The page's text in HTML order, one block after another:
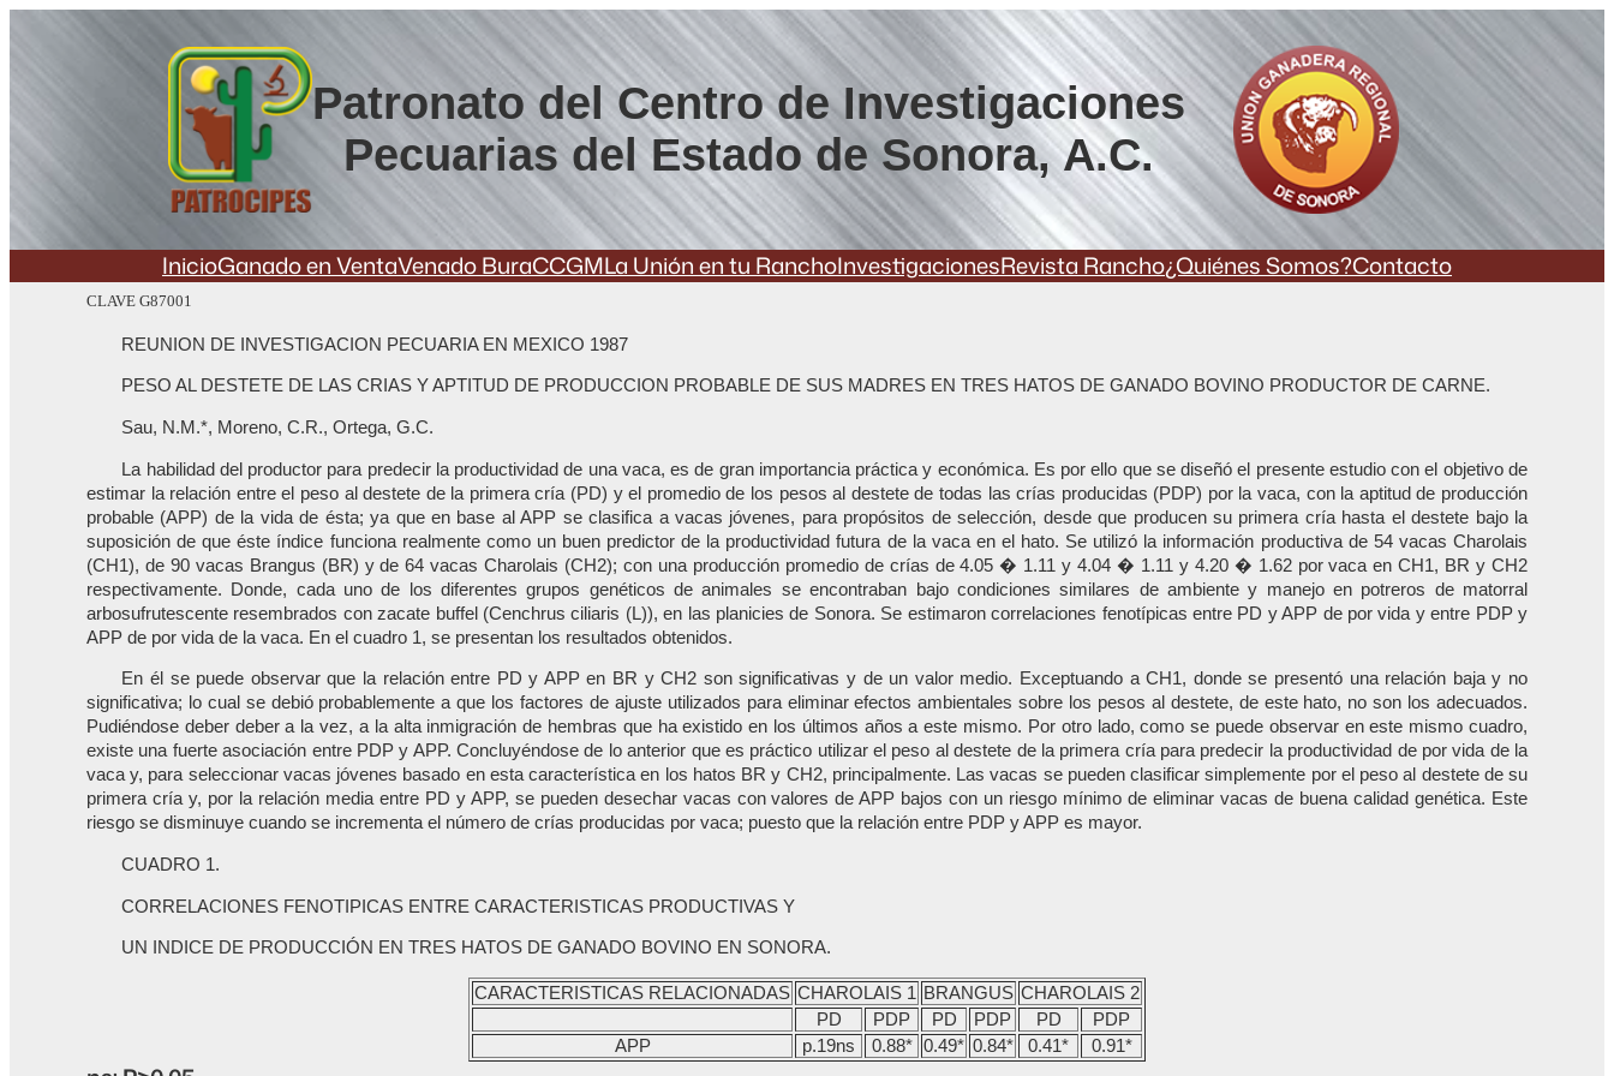
Patronato del Centro de Investigaciones
Pecuarias del Estado de Sonora, A.C.
InicioGanado en VentaVenado BuraCCGMLa Unión en tu RanchoInvestigacionesRevista Rancho¿Quiénes Somos?Contacto
CLAVE G87001
REUNION DE INVESTIGACION PECUARIA EN MEXICO 1987
PESO AL DESTETE DE LAS CRIAS Y APTITUD DE PRODUCCION PROBABLE DE SUS MADRES EN TRES HATOS DE GANADO BOVINO PRODUCTOR DE CARNE.
Sau, N.M.*, Moreno, C.R., Ortega, G.C.
La habilidad del productor para predecir la productividad de una vaca, es de gran importancia práctica y económica. Es por ello que se diseñó el presente estudio con el objetivo de
estimar la relación entre el peso al destete de la primera cría (PD) y el promedio de los pesos al destete de todas las crías producidas (PDP) por la vaca, con la aptitud de producción
probable (APP) de la vida de ésta; ya que en base al APP se clasifica a vacas jóvenes, para propósitos de selección, desde que producen su primera cría hasta el destete bajo la
suposición de que éste índice funciona realmente como un buen predictor de la productividad futura de la vaca en el hato. Se utilizó la información productiva de 54 vacas Charolais
(CH1), de 90 vacas Brangus (BR) y de 64 vacas Charolais (CH2); con una producción promedio de crías de 4.05 � 1.11 y 4.04 � 1.11 y 4.20 � 1.62 por vaca en CH1, BR y CH2
respectivamente. Donde, cada uno de los diferentes grupos genéticos de animales se encontraban bajo condiciones similares de ambiente y manejo en potreros de matorral
arbosufrutescente resembrados con zacate buffel (Cenchrus ciliaris (L)), en las planicies de Sonora. Se estimaron correlaciones fenotípicas entre PD y APP de por vida y entre PDP y
APP de por vida de la vaca. En el cuadro 1, se presentan los resultados obtenidos.
En él se puede observar que la relación entre PD y APP en BR y CH2 son significativas y de un valor medio. Exceptuando a CH1, donde se presentó una relación baja y no
significativa; lo cual se debió probablemente a que los factores de ajuste utilizados para eliminar efectos ambientales sobre los pesos al destete, de este hato, no son los adecuados.
Pudiéndose deber deber a la vez, a la alta inmigración de hembras que ha existido en los últimos años a este mismo. Por otro lado, como se puede observar en este mismo cuadro,
existe una fuerte asociación entre PDP y APP. Concluyéndose de lo anterior que es práctico utilizar el peso al destete de la primera cría para predecir la productividad de por vida de la
vaca y, para seleccionar vacas jóvenes basado en esta característica en los hatos BR y CH2, principalmente. Las vacas se pueden clasificar simplemente por el peso al destete de su
primera cría y, por la relación media entre PD y APP, se pueden desechar vacas con valores de APP bajos con un riesgo mínimo de eliminar vacas de buena calidad genética. Este
riesgo se disminuye cuando se incrementa el número de crías producidas por vaca; puesto que la relación entre PDP y APP es mayor.
CUADRO 1.
CORRELACIONES FENOTIPICAS ENTRE CARACTERISTICAS PRODUCTIVAS Y
UN INDICE DE PRODUCCIÓN EN TRES HATOS DE GANADO BOVINO EN SONORA.
CARACTERISTICAS RELACIONADAS CHAROLAIS 1 BRANGUS CHAROLAIS 2
PD
PDP PD PDP PD
PDP
APP
p.19ns 0.88* 0.49* 0.84* 0.41* 0.91*